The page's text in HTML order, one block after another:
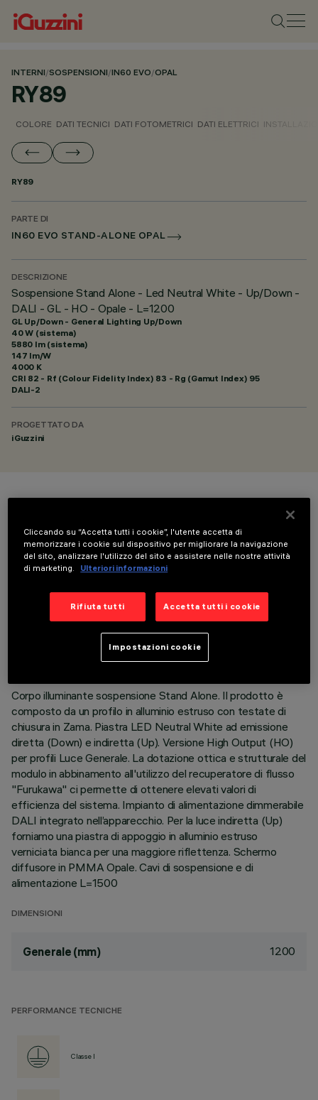
INTERNI/SOSPENSIONI/IN60 EVO/OPAL
RY89
COLORE DATI TECNICI DATI FOTOMETRICI DATI ELETTRICI
RY89
PARTE DI
IN60 EVO STAND-ALONE OPAL
DESCRIZIONE
Sospensione Stand Alone - Led Neutral White - Up/Down -
DALI - GL - HO - Opale - L=1200
GL Up/Down - General Lighting Up/Down
40 W (sistema)
5880 lm (sistema)
147 lm/W
4000 K
CRI 82 - Rf (Colour Fidelity Index) 83 - Rg (Gamut Index) 95
DALI-2
PROGETTATO DA
iGuzzini
DATI TECNICI
ULTIMO AGGIORNAMENTO: 06/08/2026
Corpo illuminante sospensione Stand Alone. Il prodotto è
composto da un profilo in alluminio estruso con testate di
chiusura in Zama. Piastra LED Neutral White ad emissione
diretta (Down) e indiretta (Up). Versione High Output (HO)
per profili Luce Generale. La dotazione ottica e strutturale del
modulo in abbinamento all'utilizzo del recuperatore di flusso
"Furukawa" ci permette di ottenere elevati valori di
efficienza del sistema. Impianto di alimentazione dimmerabile
DALI integrato nell’apparecchio. Per la luce indiretta (Up)
forniamo una piastra di appoggio in alluminio estruso
verniciata bianca per una maggiore riflettenza. Schermo
diffusore in PMMA Opale. Cavi di sospensione e di
alimentazione L=1500
DIMENSIONI
Generale (mm) 1200
PERFORMANCE TECNICHE
Classe I
Cliccando su “Accetta tutti i cookie”, l'utente accetta di
memorizzare i cookie sul dispositivo per migliorare la navigazione
del sito, analizzare l'utilizzo del sito e assistere nelle nostre attività
di marketing.
Ulteriori informazioni
Rifiuta tutti Accetta tutti i cookie
Impostazioni cookie